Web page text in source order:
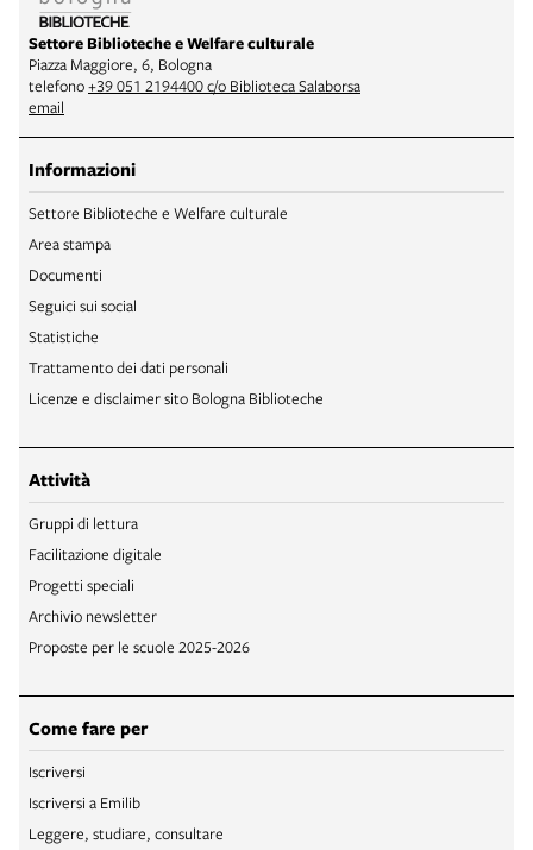
Settore Biblioteche e Welfare culturale
Piazza Maggiore, 6, Bologna
telefono+39 051 2194400 c/o Biblioteca Salaborsa
email
Informazioni
Settore Biblioteche e Welfare culturale
Area stampa
Documenti
Seguici sui social
Statistiche
Trattamento dei dati personali
Licenze e disclaimer sito Bologna Biblioteche
Attività
Gruppi di lettura
Facilitazione digitale
Progetti speciali
Archivio newsletter
Proposte per le scuole 2025-2026
Come fare per
Iscriversi
Iscriversi a Emilib
Leggere, studiare, consultare